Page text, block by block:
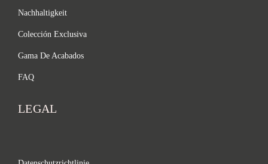
Nachhaltigkeit
Colección Exclusiva
Gama De Acabados
FAQ
LEGAL